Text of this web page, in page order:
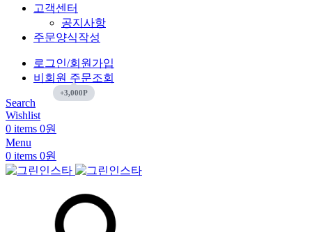
고객센터
공지사항
주문양식작성
로그인/회원가입
비회원 주문조회
Search
Wishlist
0 items 0원
Menu
0 items 0원